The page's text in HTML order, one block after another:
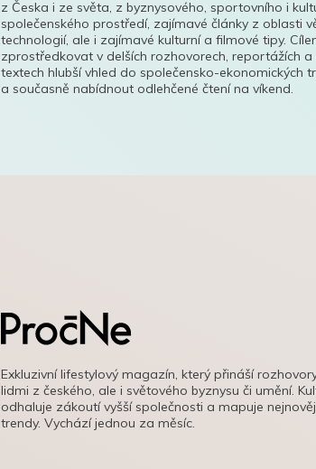
z Česka i ze světa, z byznysového, sportovního i
společenského prostředí, zajímavé články z oblasti
technologií, ale i zajímavé kulturní a filmové tipy.
zprostředkovat v delších rozhovorech, reportážích a
textech hlubší vhled do společensko-ekonomických
a současně nabídnout odlehčené čtení na víkend.
Exkluzivní lifestylový magazín, který přináší
lidmi z českého, ale i světového byznysu či umění.
odhaluje zákoutí vyšší společnosti a mapuje
trendy. Vychází jednou za měsíc.